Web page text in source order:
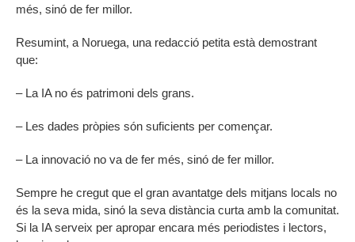
més, sinó de fer millor.
Resumint, a Noruega, una redacció petita està demostrant
que:
– La IA no és patrimoni dels grans.
– Les dades pròpies són suficients per començar.
– La innovació no va de fer més, sinó de fer millor.
Sempre he cregut que el gran avantatge dels mitjans locals no
és la seva mida, sinó la seva distància curta amb la comunitat.
Si la IA serveix per apropar encara més periodistes i lectors,